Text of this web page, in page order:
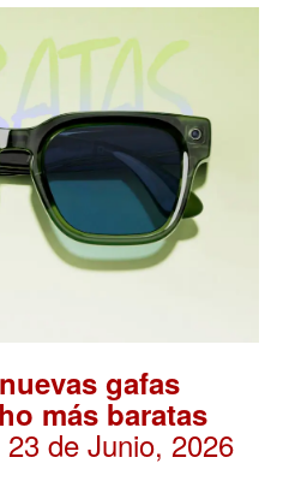
gafas
más baratas
23 de Junio, 2026